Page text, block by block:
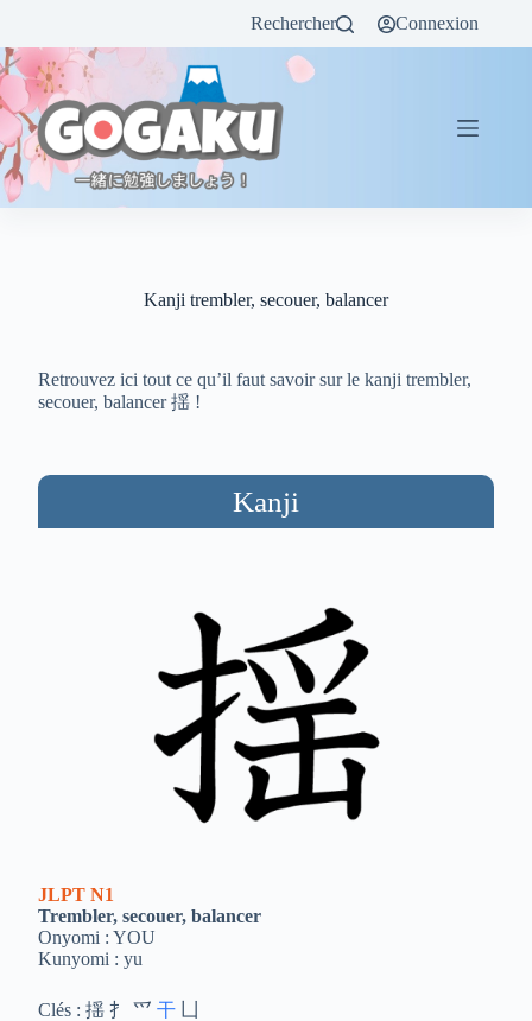
Rechercher Connexion
Kanji trembler, secouer, balancer
Retrouvez ici tout ce qu’il faut savoir sur le kanji trembler,
secouer, balancer 揺 !
Kanji
JLPT N1
Trembler, secouer, balancer
Onyomi : YOU
Kunyomi : yu
Clés : 揺 扌 爫干